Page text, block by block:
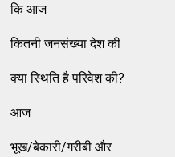
कि आज
कितनी जनसंख्या देश की
क्या स्थिति है परिवेश की?
आज
भूख/बेकारी/गरीबी और